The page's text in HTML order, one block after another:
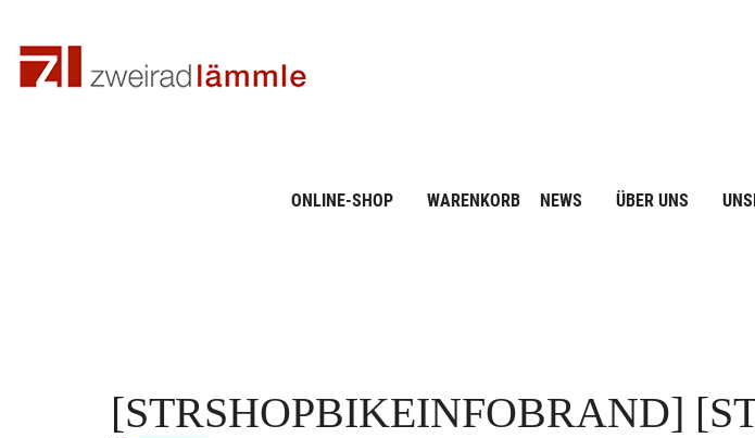
ONLINE-SHOP WARENKORB NEWS ÜBER UNS
[STRSHOPBIKEINFOBRAND]